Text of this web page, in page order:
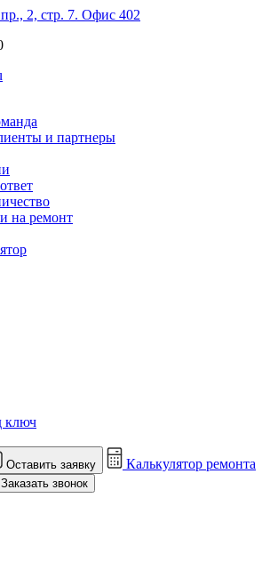
2, стр. 7. Офис 402
и партнеры
на ремонт
ключ
Оставить заявку
Калькулятор ремонта
Заказать звонок